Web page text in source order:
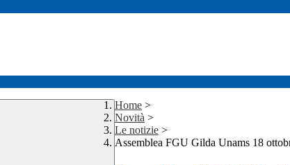
Home >
Novità >
Le notizie >
Assemblea FGU Gilda Unams 18